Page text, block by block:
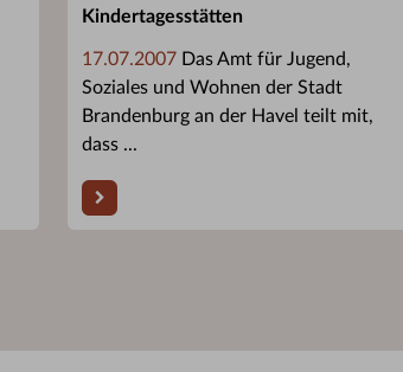
Kindertagesstätten
17.07.2007 Das Amt für Jugend,
Soziales und Wohnen der Stadt
Brandenburg an der Havel teilt mit,
dass ...